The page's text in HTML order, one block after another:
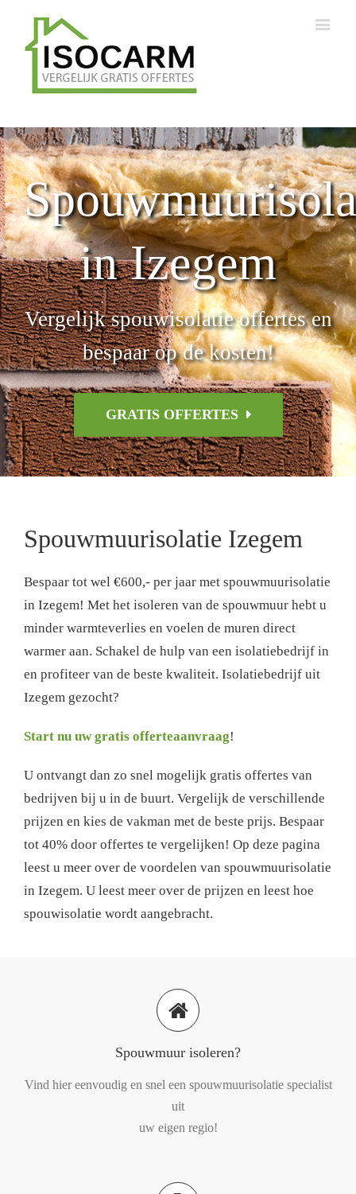
in Izegem
Vergelijk spouwisolatie offertes en
bespaar op de kosten!
GRATIS OFFERTES
Spouwmuurisolatie Izegem
Bespaar tot wel €600,- per jaar met spouwmuurisolatie
in Izegem! Met het isoleren van de spouwmuur hebt u
minder warmteverlies en voelen de muren direct
warmer aan. Schakel de hulp van een isolatiebedrijf in
en profiteer van de beste kwaliteit. Isolatiebedrijf uit
Izegem gezocht?
Start nu uw gratis offerteaanvraag!
U ontvangt dan zo snel mogelijk gratis offertes van
bedrijven bij u in de buurt. Vergelijk de verschillende
prijzen en kies de vakman met de beste prijs. Bespaar
tot 40% door offertes te vergelijken! Op deze pagina
leest u meer over de voordelen van spouwmuurisolatie
in Izegem. U leest meer over de prijzen en leest hoe
spouwisolatie wordt aangebracht.
Spouwmuur isoleren?
Vind hier eenvoudig en snel een spouwmuurisolatie specialist
uit
uw eigen regio!